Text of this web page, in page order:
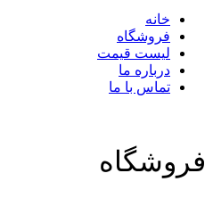
خانه
فروشگاه
لیست قیمت
درباره ما
تماس با ما
فروشگاه